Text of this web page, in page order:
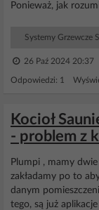
Ponieważ, jak
Systemy Grzewcze
26 Paź 2024 20:37
Odpowiedzi: 1
Kocioł
- problem z
Plumpi , mamy
zakładamy po to
danym
tego, są już